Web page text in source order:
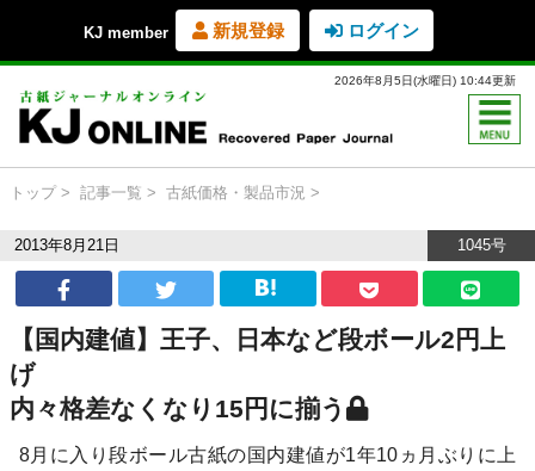
KJ member 新規登録 ログイン
2026年8月5日(水曜日) 10:44更新
トップ 記事一覧 古紙価格・製品市況
2013年8月21日 1045号
【国内建値】王子、日本など段ボール2円上
げ
内々格差なくなり15円に揃う
8月に入り段ボール古紙の国内建値が1年10ヵ月ぶりに上